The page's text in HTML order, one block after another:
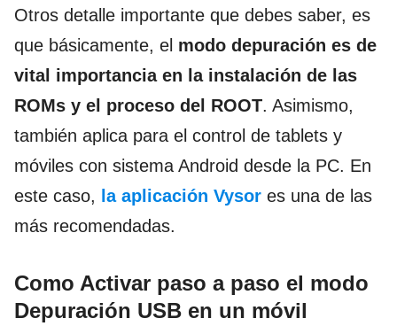
Otros detalle importante que debes saber, es
que básicamente, el modo depuración es de
vital importancia en la instalación de las
ROMs y el proceso del ROOT. Asimismo,
también aplica para el control de tablets y
móviles con sistema Android desde la PC. En
este caso,
la aplicación Vysor es una de las
más recomendadas.
Como Activar paso a paso el modo
Depuración USB en un móvil